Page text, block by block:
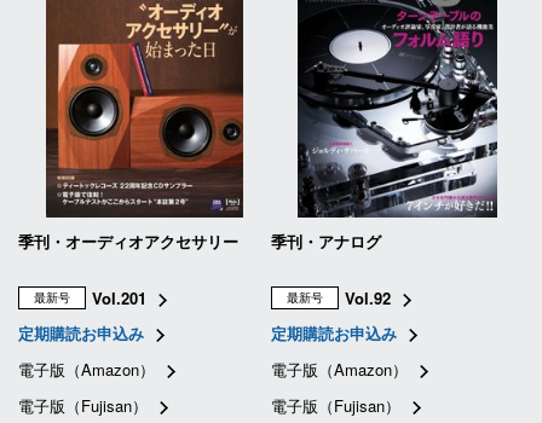
季刊・オーディオアクセサリー
最新号
Vol.201
定期購読お申込み
電子版（Amazon）
電子版（Fujisan）
季刊・アナログ
最新号
Vol.92
定期購読お申込み
電子版（Amazon）
電子版（Fujisan）